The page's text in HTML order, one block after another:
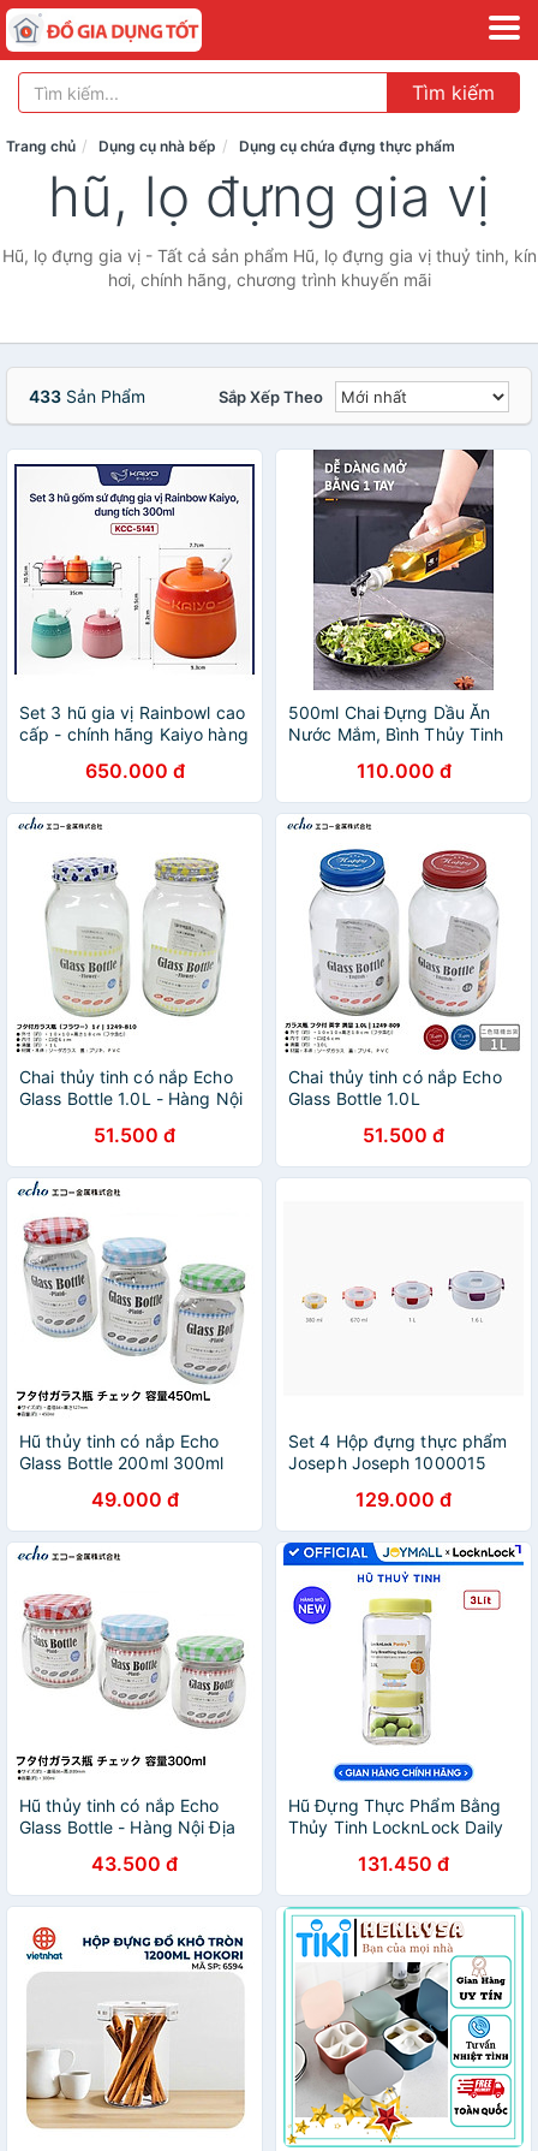
Tìm kiếm
Trang chủ Dụng cụ nhà bếp Dụng cụ chứa đựng thực phẩm
hũ, lọ đựng gia vị
Hũ, lọ đựng gia vị - Tất cả sản phẩm Hũ, lọ đựng gia vị thuỷ tinh, kín
hơi, chính hãng, chương trình khuyến mãi
433 Sản Phẩm Sắp Xếp Theo
Set 3 hũ gia vị Rainbowl cao
cấp - chính hãng Kaiyo hàng
650.000 đ
500ml Chai Đựng Dầu Ăn
Nước Mắm, Bình Thủy Tinh
Đựng Gia Vị Thủy Tinh Bọc
Inox 304,Bình Rót Dầu Ăn,
Nước Tương, Nước Mắm
Ngẫu Nhiên - HŨ LỌ ĐỰNG
GIA VỊ
110.000 đ
Chai thủy tinh có nắp Echo
Glass Bottle 1.0L - Hàng Nội
51.500 đ
Chai thủy tinh có nắp Echo
Glass Bottle 1.0L
51.500 đ
Hũ thủy tinh có nắp Echo
Glass Bottle 200ml 300ml
địa Nhật Bản49.000 đ
Set 4 Hộp đựng thực phẩm
Joseph Joseph 1000015
129.000 đ
Hũ thủy tinh có nắp Echo
Glass Bottle - Hàng Nội Địa
43.500 đ
Hũ Đựng Thực Phẩm Bằng
Thủy Tinh LocknLock Daily
Hãng, Nắp Đậy Kín - JoyMall
131.450 đ